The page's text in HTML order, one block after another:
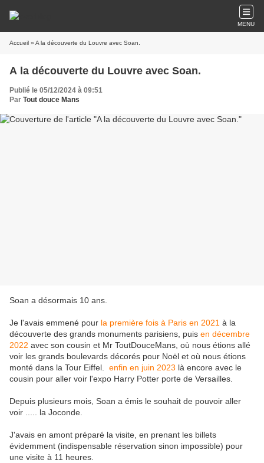
MENU
Accueil » A la découverte du Louvre avec Soan.
A la découverte du Louvre avec Soan.
Publié le 05/12/2024 à 09:51
Par Tout douce Mans
Soan a désormais 10 ans.
Je l'avais emmené pour la première fois à Paris en 2021 à la
découverte des grands monuments parisiens, puis en décembre
2022 avec son cousin et Mr ToutDouceMans, où nous étions allé
voir les grands boulevards décorés pour Noël et où nous étions
monté dans la Tour Eiffel. enfin en juin 2023 là encore avec le
cousin pour aller voir l'expo Harry Potter porte de Versailles.
Depuis plusieurs mois, Soan a émis le souhait de pouvoir aller
voir ..... la Joconde.
J'avais en amont préparé la visite, en prenant les billets
évidemment (indispensable réservation sinon impossible) pour
une visite à 11 heures.